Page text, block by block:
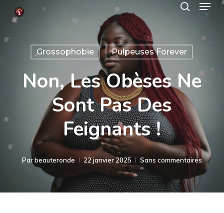
Skip
main
Grossophobie Pulpeuses Forever
Non, Les Obèses Ne
Sont Pas Des
Feignants !
Parbeauteronde 22 janvier 2025 Sans commentaires